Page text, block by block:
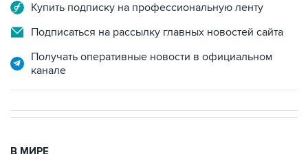
Купить подписку на профессиональную ленту
Подписаться на рассылку главных новостей сайта
Получать оперативные новости в официальном
канале